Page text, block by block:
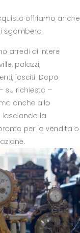
offriamo anche
sgombero
arredi di intere
palazzi,
lasciti. Dopo
su richiesta –
anche allo
la
per la vendita o